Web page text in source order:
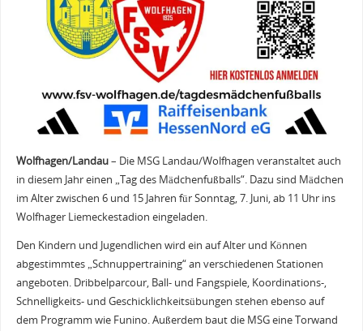
Wolfhagen/Landau– Die MSG Landau/Wolfhagen veranstaltet auch
in diesem Jahr einen „Tag des Mädchenfußballs“. Dazu sind Mädchen
im Alter zwischen 6 und 15 Jahren für Sonntag, 7. Juni, ab 11 Uhr ins
Wolfhager Liemeckestadion eingeladen.
Den Kindern und Jugendlichen wird ein auf Alter und Können
abgestimmtes „Schnuppertraining“ an verschiedenen Stationen
angeboten. Dribbelparcour, Ball- und Fangspiele, Koordinations-,
Schnelligkeits- und Geschicklichkeitsübungen stehen ebenso auf
dem Programm wie Funino. Außerdem baut die MSG eine Torwand